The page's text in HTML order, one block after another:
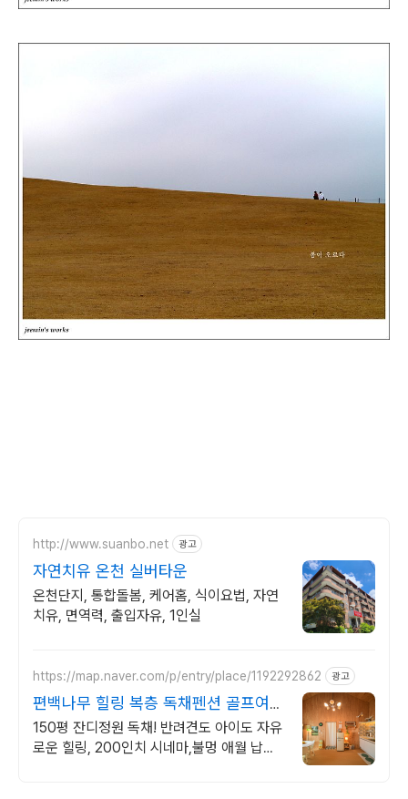
http://www.suanbo.net 광고
자연치유 온천 실버타운
온천단지, 통합돌봄, 케어홈, 식이요법, 자연
치유, 면역력, 출입자유, 1인실
https://map.naver.com/p/entry/place/1192292862 광고
편백나무 힐링 복층 독채펜션 골프여행
최적! 곽지해변근처
150평 잔디정원 독채! 반려견도 아이도 자유
로운 힐링, 200인치 시네마,불멍 애월 납읍